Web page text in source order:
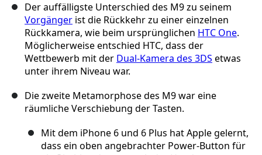
Der auffälligste Unterschied des M9 zu seinem
Vorgänger ist die Rückkehr zu einer einzelnen
Rückkamera, wie beim ursprünglichen HTC One.
Möglicherweise entschied HTC, dass der
Wettbewerb mit der Dual-Kamera des 3DS etwas
unter ihrem Niveau war.
Die zweite Metamorphose des M9 war eine
räumliche Verschiebung der Tasten.
Mit dem iPhone 6 und 6 Plus hat Apple gelernt,
dass ein oben angebrachter Power-Button für